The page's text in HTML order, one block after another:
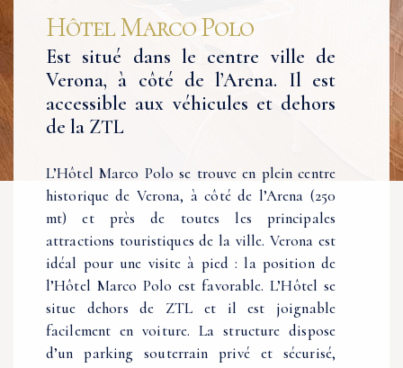
Hôtel Marco Polo
Est situé dans le centre ville de
Verona, à côté de l’Arena. Il est
accessible aux véhicules et dehors
de la ZTL
L’Hôtel Marco Polo se trouve en plein centre
historique de Verona, à côté de l’Arena (250
mt) et près de toutes les principales
attractions touristiques de la ville. Verona est
idéal pour une visite à pied : la position de
l’Hôtel Marco Polo est favorable. L’Hôtel se
situe dehors de ZTL et il est joignable
facilement en voiture. La structure dispose
d’un parking souterrain privé et sécurisé,